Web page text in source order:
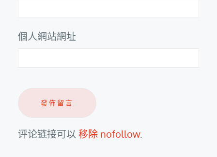
個人網站網址
评论链接可以移除 nofollow.